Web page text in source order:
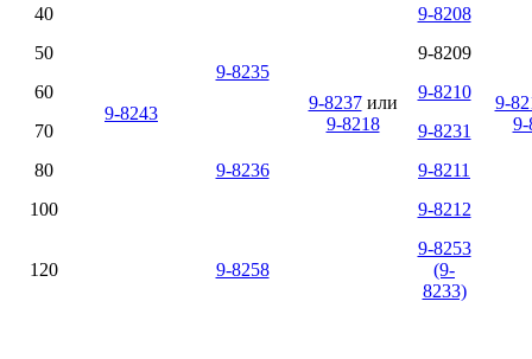
9-8243
9-8237или
9-8218
9-
9-
40
9-8208
50
9-8235
9-8209
60
9-8210
70
9-8236
9-8231
80
9-8211
100
9-8212
120 9-8258
9-8253
(9-
8233)